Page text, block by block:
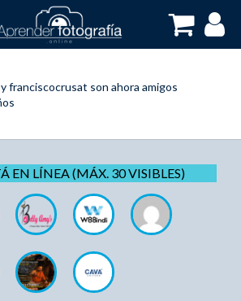
yfranciscocrusat son ahora amigos
EN LÍNEA (MÁX. 30 VISIBLES)